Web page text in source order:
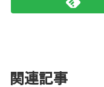
関連記事